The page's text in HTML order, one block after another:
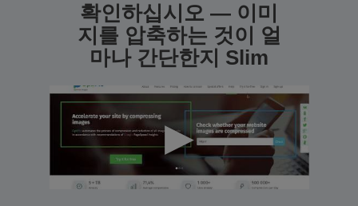
확인하십시오 — 이미
지를 압축하는 것이 얼
마나 간단한지 Slim